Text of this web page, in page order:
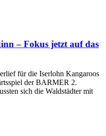
– Fokus jetzt auf das
für die Iserlohn Kangaroos
der BARMER 2.
sich die Waldstädter mit